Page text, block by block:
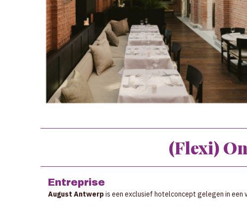
(Flexi)
Entreprise
August Antwerp is een exclusief hotelconcept gelegen in een